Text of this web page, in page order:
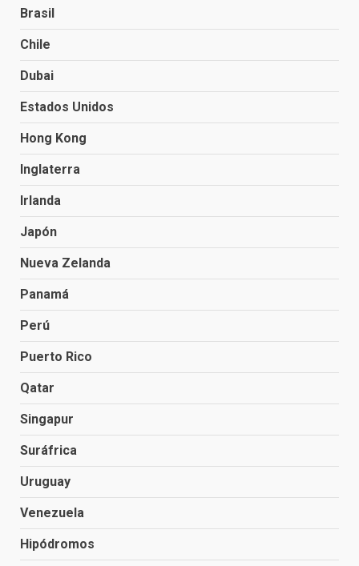
Brasil
Chile
Dubai
Estados Unidos
Hong Kong
Inglaterra
Irlanda
Japón
Nueva Zelanda
Panamá
Perú
Puerto Rico
Qatar
Singapur
Suráfrica
Uruguay
Venezuela
Hipódromos